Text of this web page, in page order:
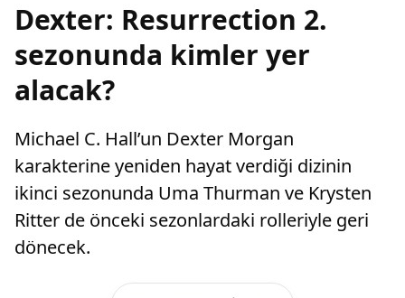
Dexter: Resurrection 2.
sezonunda kimler yer
alacak?
Michael C. Hall’un Dexter Morgan
karakterine yeniden hayat verdiği dizinin
ikinci sezonunda Uma Thurman ve Krysten
Ritter de önceki sezonlardaki rolleriyle geri
dönecek.